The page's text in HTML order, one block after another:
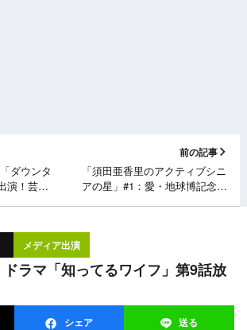
ダウンタ
演！芸能
前の記事
「須田亜香里のアクティブシニ
アの星」#1：愛・地球博記念公
メディア出演
シェア 送る